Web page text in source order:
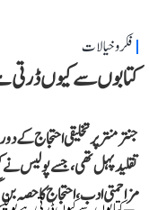
فکر و خیالات
کتابوں سے کیوں ڈرتی
جنتر منتر پر تخلیقی احتجاج
تقلید پہل تھی، جسے پولیس
مزاحمتی ادب، احتجاج کا حصہ